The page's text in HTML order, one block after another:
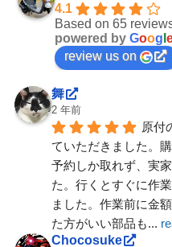
4.1
Based on 65
powered by Goog
review us on
舞
2 年前
原付
ていただきました。
予約しか取れず、実
た。行くとすぐに作
ました。作業前に金
た方がいい部品も...
Chocosuke